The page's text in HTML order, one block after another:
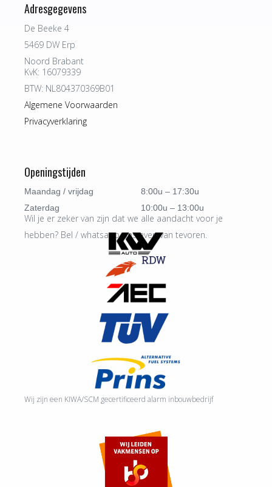
Adresgegevens
De Beeke 4
5469 DW Erp
Noord Brabant
KvK: 16079339
BTW: NL804370369B01
Algemene Voorwaarden
Privacyverklaring
Openingstijden
Maandag / vrijdag
8:00u – 17:30u
Zaterdag
10:00u – 13:00u
Wil je er zeker van zijn dat we alle aandacht voor je
hebben? Bel / whatsapp ons even van tevoren.
Wij zijn een KIWA/SCM gecertificeerd alarm inbouwbedrijf